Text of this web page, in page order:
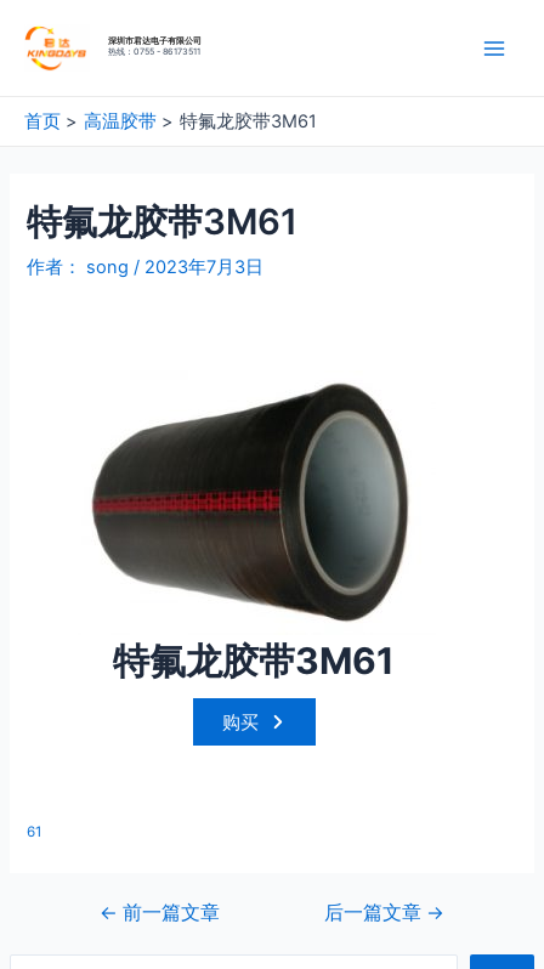
深圳市君达电子有限公司
热线：0755 - 86173511
首页 高温胶带 特氟龙胶带3M61
特氟龙胶带3M61
作者： song/ 2023年7月3日
特氟龙胶带3M61
购买
61
← 前一篇文章 后一篇文章 →